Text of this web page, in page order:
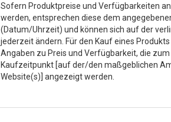
Sofern Produktpreise und Verfügbarkeiten
werden, entsprechen diese dem
(Datum/Uhrzeit) und können sich auf der
jederzeit ändern. Für den Kauf eines
Angaben zu Preis und Verfügbarkeit, die zum
Kaufzeitpunkt [auf der/den maßgeblichen
Website(s)] angezeigt werden.